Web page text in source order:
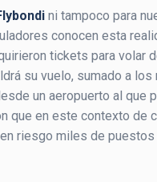
ni tampoco para
conocen esta
tickets para volar
su vuelo, sumado a los
un aeropuerto al que
que en este contexto de
riesgo miles de puestos